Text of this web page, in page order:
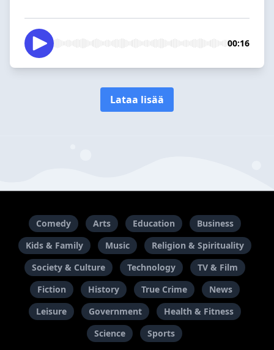
00:16
Lataa lisää
Comedy Arts Education
Business
Kids & Family
Music
Religion & Spirituality
Society & Culture
Technology
TV & Film
Fiction
History True Crime
News
Leisure
Government
Health & Fitness
Science
Sports